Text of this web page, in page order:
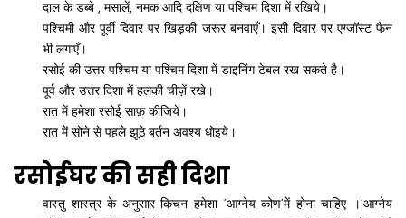
दाल के डब्बे , मसालें, नमक आदि दक्षिण या पश्चिम दिशा में रखिये।
पश्चिमी और पूर्वी दिवार पर खिड़की जरूर बनवाएँ। इसी दिवार पर एग्जॉस्ट फैन
भी लगाएँ।
रसोई की उत्तर पश्चिम या पश्चिम दिशा में डाइनिंग टेबल रख सकते है।
पूर्व और उत्तर दिशा में हलकी चीज़ें रखे।
रात में हमेशा रसोई साफ़ कीजिये।
रात में सोने से पहले झूठे बर्तन अवश्य धोइये।
रसोईघर की सही दिशा
वास्तु शास्त्र के अनुसार किचन हमेशा ‘आग्नेय कोण’में होना चाहिए ।’आग्नेय